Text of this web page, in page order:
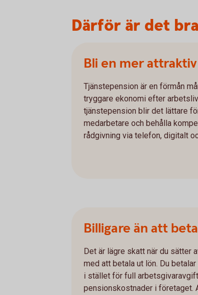
Därför är det
Bli en mer
Tjänstepension är en förmån
tryggare ekonomi efter
tjänstepension blir det lättare
medarbetare och behålla
rådgivning via telefon, digitalt
Billigare än att
Det är lägre skatt när du sätter
med att betala ut lön. Du
i stället för full
pensionskostnader i företaget.